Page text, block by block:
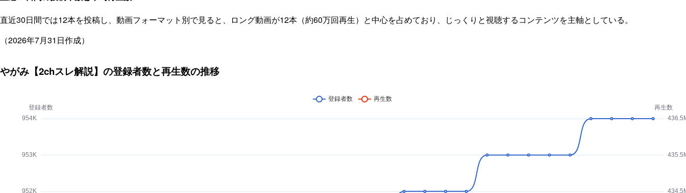
直近30日間では12本を投稿し、動画フォーマット別で見ると、ロング動画が12本（約60万回再生）と中心を占めており、じっくりと視聴するコンテンツを主軸としている。
（2026年7月31日作成）
やがみ【2chスレ解説】の登録者数と再生数の推移